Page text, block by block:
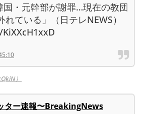
国・元幹部が謝罪…現在の教団
れている」（日テレNEWS）
）
ター速報〜BreakingNews